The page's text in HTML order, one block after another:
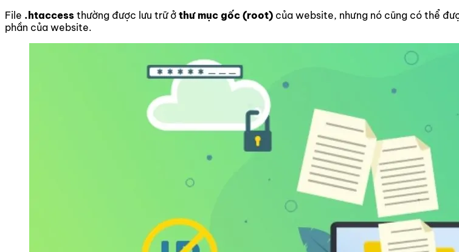
File .htaccess thường được lưu trữ ở thư mục gốc (root) của website, nhưng nó cũng có thể
phần của website.